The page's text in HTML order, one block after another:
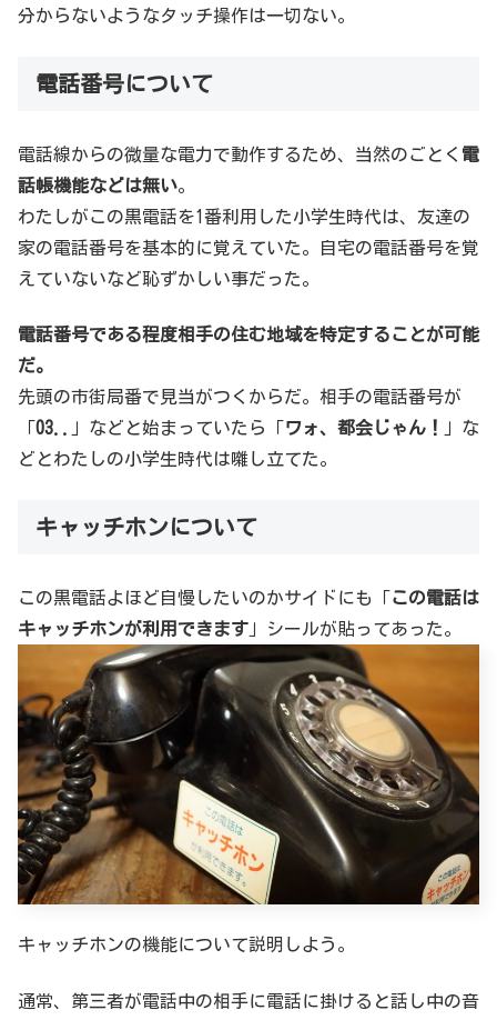
分からないようなタッチ操作は一切ない。
電話番号について
電話線からの微量な電力で動作するため、当然のごとく 電
話帳機能などは無い。
わたしがこの黒電話を1番利用した小学生時代は、友達の
家の電話番号を基本的に覚えていた。自宅の電話番号を覚
えていないなど恥ずかしい事だった。
電話番号である程度相手の住む地域を特定することが可能
だ。
先頭の市街局番で見当がつくからだ。相手の電話番号が
「03.. 」などと始まっていたら「ワォ、都会じゃん！
」な
どとわたしの小学生時代は囃し立てた。
キャッチホンについて
この黒電話よほど自慢したいのかサイドにも「この電話は
キャッチホンが利用できます 」シールが貼ってあった。
キャッチホンの機能について説明しよう。
通常、第三者が電話中の相手に電話に掛けると話し中の音